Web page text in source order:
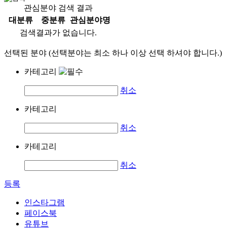
관심분야 검색 결과
대분류
중분류
관심분야명
검색결과가 없습니다.
선택된 분야 (선택분야는 최소 하나 이상 선택 하셔야 합니다.)
카테고리
취소
카테고리
취소
카테고리
취소
등록
인스타그램
페이스북
유튜브